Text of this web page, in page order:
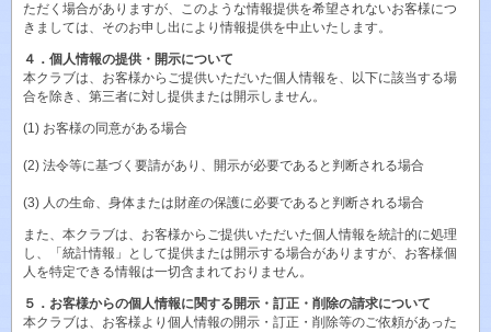
ただく場合がありますが、このような情報提供を希望されないお客様につ
きましては、そのお申し出により情報提供を中止いたします。
４．個人情報の提供・開示について
本クラブは、お客様からご提供いただいた個人情報を、以下に該当する場
合を除き、第三者に対し提供または開示しません。
(1) お客様の同意がある場合
(2) 法令等に基づく要請があり、開示が必要であると判断される場合
(3) 人の生命、身体または財産の保護に必要であると判断される場合
また、本クラブは、お客様からご提供いただいた個人情報を統計的に処理
し、「統計情報」として提供または開示する場合がありますが、お客様個
人を特定できる情報は一切含まれておりません。
５．お客様からの個人情報に関する開示・訂正・削除の請求について
本クラブは、お客様より個人情報の開示・訂正・削除等のご依頼があった